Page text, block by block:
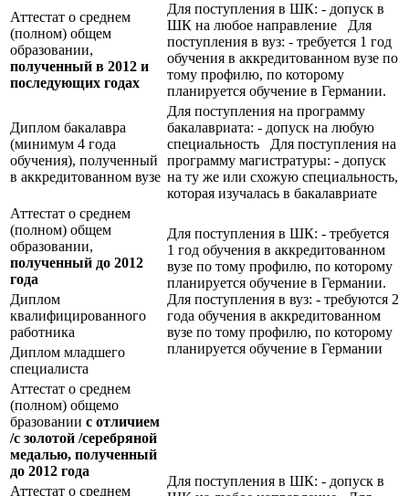
Аттестат о среднем
(полном) общем
образовании,
полученный в 2012 и
последующих годах
Для поступления в ШК: - допуск в
ШК на любое направление Для
поступления в вуз: - требуется 1 год
обучения в аккредитованном вузе по
тому профилю, по которому
планируется обучение в Германии.
Диплом бакалавра
(минимум 4 года
обучения), полученный
в аккредитованном вузе
Для поступления на программу
бакалавриата: - допуск на любую
специальность Для поступления на
программу магистратуры: - допуск
на ту же или схожую специальность,
которая изучалась в бакалавриате
Аттестат о среднем
(полном) общем
образовании,
полученный до 2012
года
Для поступления в ШК: - требуется
1 год обучения в аккредитованном
вузе по тому профилю, по которому
планируется обучение в Германии.
Для поступления в вуз: - требуются 2
года обучения в аккредитованном
вузе по тому профилю, по которому
планируется обучение в Германии
Диплом
квалифицированного
работника
Диплом младшего
специалиста
Аттестат о среднем
(полном) общемо
бразовании с отличием
/с золотой /серебряной
медалью, полученный
до 2012 года
Для поступления в ШК: - допуск в
Аттестат о среднем